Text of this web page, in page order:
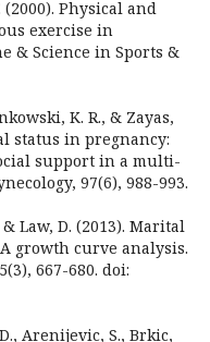
(2000). Physical and
exercise in
& Science in Sports &
K. R., & Zayas,
status in pregnancy:
support in a multi-
97(6), 988-993.
Law, D. (2013). Marital
growth curve analysis.
667-680. doi:
Arenijevic, S., Brkic,